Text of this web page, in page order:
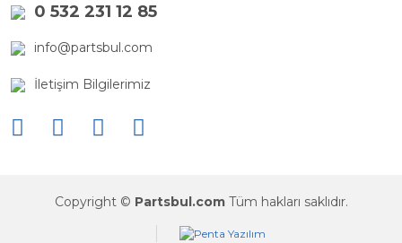
0 532 231 12 85
info@partsbul.com
İletişim Bilgilerimiz
Copyright © Partsbul.com Tüm hakları saklıdır.